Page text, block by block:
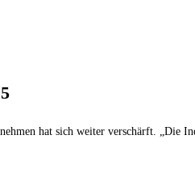
hat sich weiter verschärft. „Die